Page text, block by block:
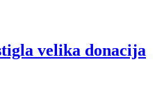
velika donacija